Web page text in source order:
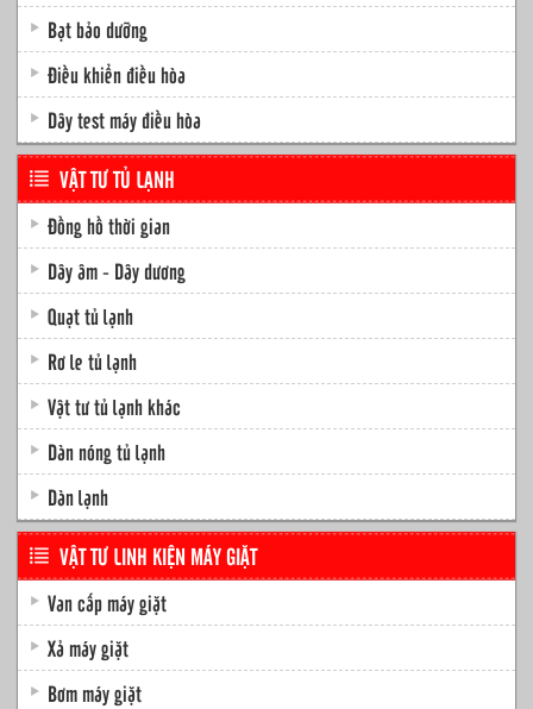
Bạt bảo dưỡng
Điều khiển điều hòa
Dây test máy điều hòa
VẬT TƯ TỦ LẠNH
Đồng hồ thời gian
Dây âm - Dây dương
Quạt tủ lạnh
Rơ le tủ lạnh
Vật tư tủ lạnh khác
Dàn nóng tủ lạnh
Dàn lạnh
VẬT TƯ LINH KIỆN MÁY GIẶT
Van cấp máy giặt
Xả máy giặt
Bơm máy giặt